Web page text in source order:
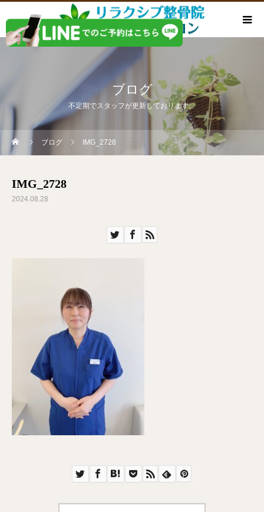
ブログ
不定期でスタッフが更新しております。
ブログ IMG_2728
IMG_2728
2024.08.28